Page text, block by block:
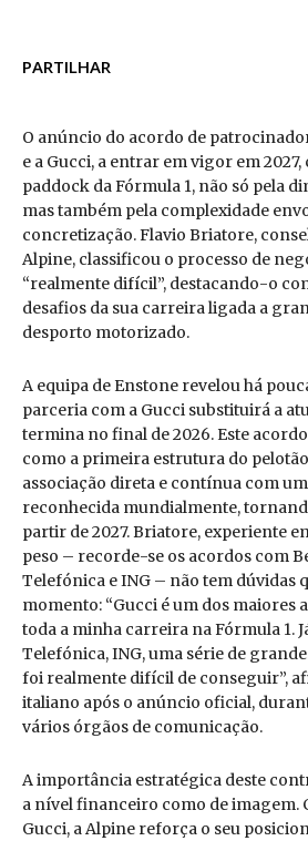
PARTILHAR
O anúncio do acordo de
e a Gucci, a entrar em vigor em
paddock da Fórmula 1, não só pela
mas também pela complexidade
concretização. Flavio Briatore,
Alpine, classificou o processo de
“realmente difícil”, destacando-o
desafios da sua carreira ligada a
desporto motorizado.
A equipa de Enstone revelou há
parceria com a Gucci substituirá a
termina no final de 2026. Este
como a primeira estrutura do
associação direta e contínua com
reconhecida mundialmente,
partir de 2027. Briatore, experiente
peso – recorde-se os acordos com
Telefónica e ING – não tem dúvidas
momento: “Gucci é um dos maiores
toda a minha carreira na Fórmula 1.
Telefónica, ING, uma série de
foi realmente difícil de conseguir”,
italiano após o anúncio oficial,
vários órgãos de comunicação.
A importância estratégica deste
a nível financeiro como de imagem.
Gucci, a Alpine reforça o seu